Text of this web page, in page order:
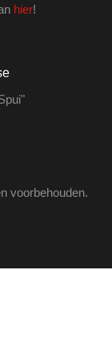
hier!
voorbehouden.